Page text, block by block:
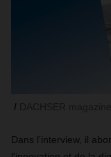
Dans l'interview, il